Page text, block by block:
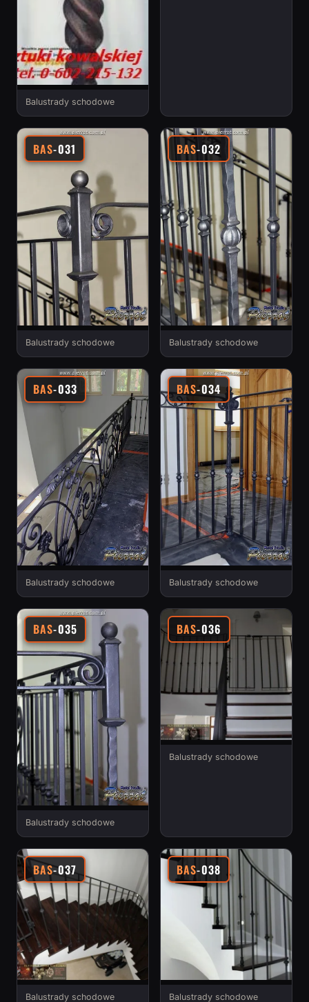
Balustrady schodowe
BAS-031
Balustrady schodowe
BAS-032
Balustrady schodowe
BAS-033
Balustrady schodowe
BAS-034
Balustrady schodowe
BAS-035
Balustrady schodowe
BAS-036
Balustrady schodowe
BAS-037
Balustrady schodowe
BAS-038
Balustrady schodowe